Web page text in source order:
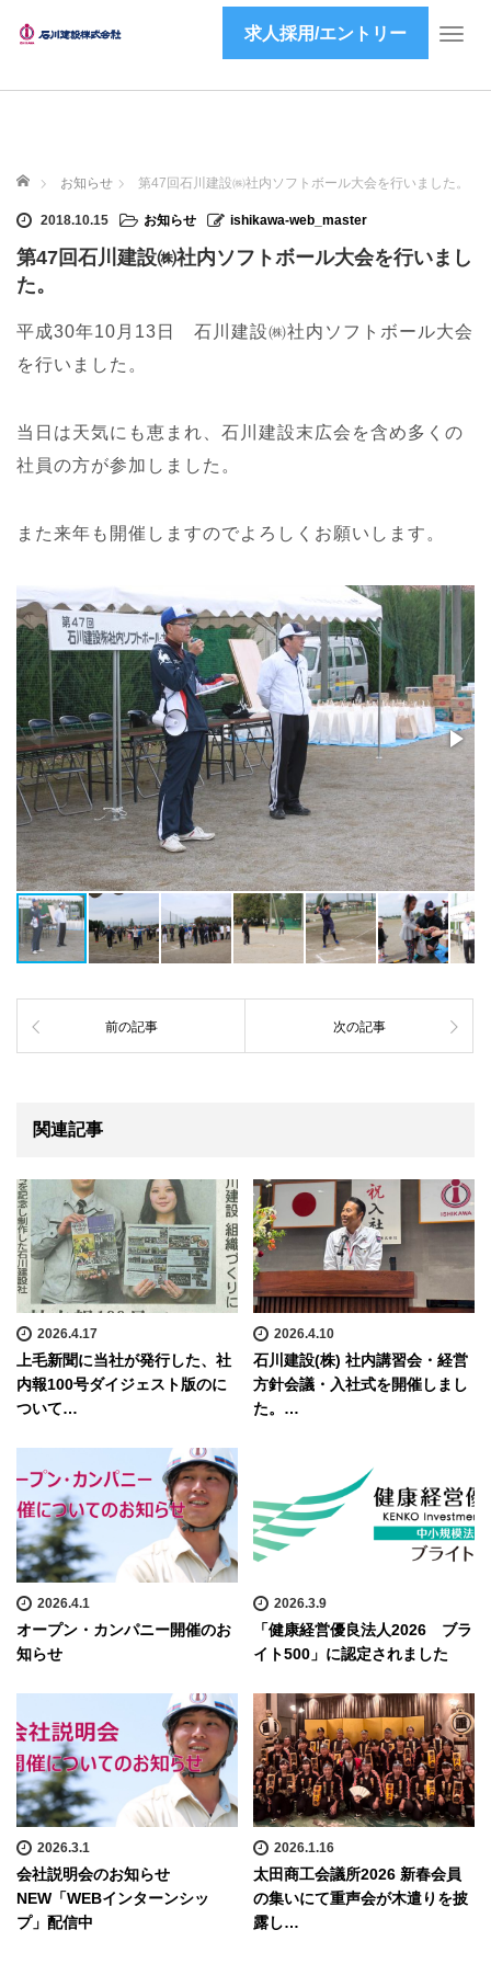
T
n
t
求人採用/エントリー
ホーム お知らせ 第47回石川建設㈱社内ソフトボール大会を行いました。
2018.10.15 お知らせ ishikawa-web_master
第47回石川建設㈱社内ソフトボール大会を行いまし
た。
平成30年10月13日 石川建設㈱社内ソフトボール大会
を行いました。
当日は天気にも恵まれ、石川建設末広会を含め多くの
社員の方が参加しました。
また来年も開催しますのでよろしくお願いします。
前の記事 次の記事
関連記事
2026.4.17
上毛新聞に当社が発行した、社
内報100号ダイジェスト版のに
ついて…
2026.4.10
石川建設(株) 社内講習会・経営
方針会議・入社式を開催しまし
た。…
2026.4.1
オープン・カンパニー開催のお
知らせ
2026.3.9
「健康経営優良法人2026 ブラ
イト500」に認定されました
2026.3.1
会社説明会のお知らせ
NEW「WEBインターンシッ
プ」配信中
2026.1.16
太田商工会議所2026 新春会員
の集いにて重声会が木遣りを披
露し…